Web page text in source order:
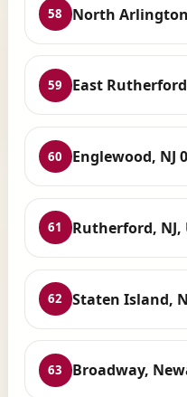
58 North
59 East
60 Englewood, NJ
61 Rutherford, NJ,
62 Staten Island,
63 Broadway,